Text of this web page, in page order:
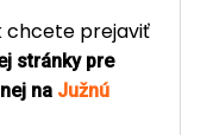
chcete prejaviť
stránky pre
na Južnú